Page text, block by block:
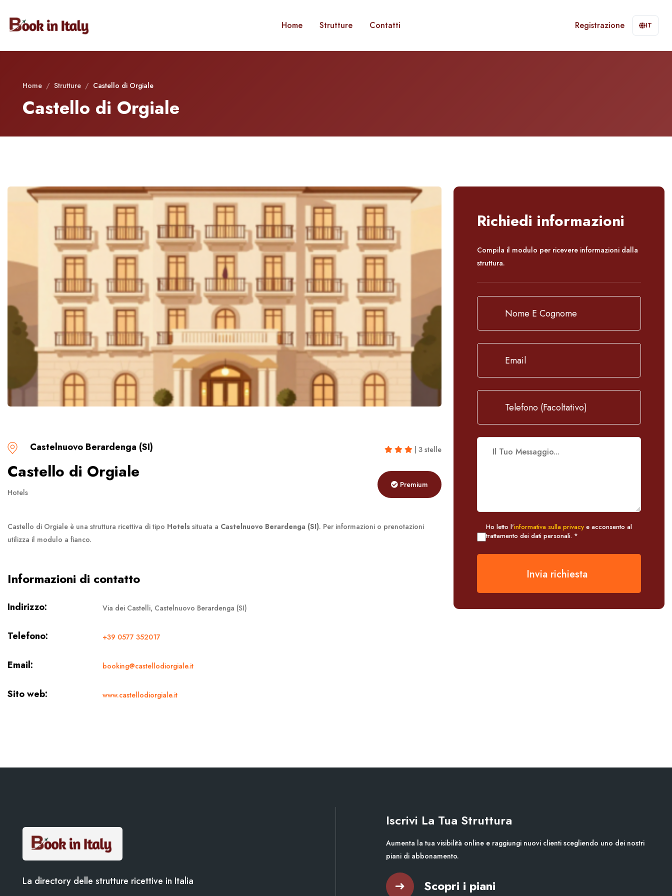
Home Strutture Contatti Registrazione IT
Home / Strutture / Castello di Orgiale
Castello di Orgiale
Castelnuovo Berardenga (SI)
Castello di Orgiale
Hotels
| 3 stelle
Premium
Castello di Orgiale è una struttura ricettiva di tipo Hotels situata a Castelnuovo Berardenga (SI). Per informazioni o prenotazioni
utilizza il modulo a fianco.
Informazioni di contatto
Indirizzo: Via dei Castelli, Castelnuovo Berardenga (SI)
Telefono: +39 0577 352017
Email: booking@castellodiorgiale.it
Sito web: www.castellodiorgiale.it
Richiedi informazioni
Compila il modulo per ricevere informazioni dalla
struttura.
Ho letto l'informativa sulla privacy e acconsento al
trattamento dei dati personali. *
Invia richiesta
La directory delle strutture ricettive in Italia
Iscrivi La Tua Struttura
Aumenta la tua visibilità online e raggiungi nuovi clienti scegliendo uno dei nostri
piani di abbonamento.
Scopri i piani